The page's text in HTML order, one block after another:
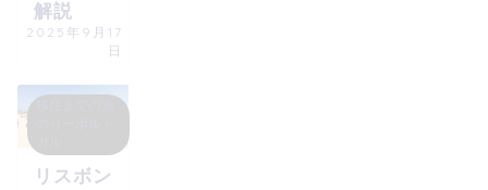
解説
2025年9月17
日
リスボン